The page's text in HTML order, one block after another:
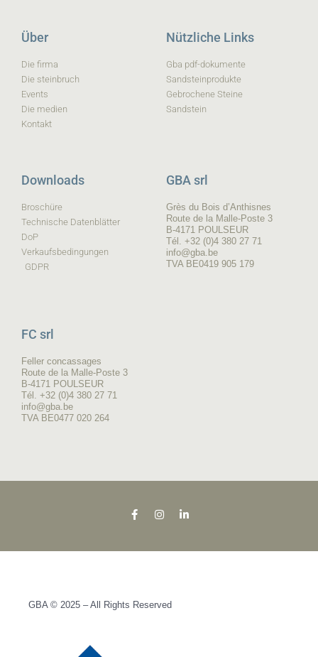
Über
Die firma
Die steinbruch
Events
Die medien
Kontakt
Nützliche Links
Gba pdf-dokumente
Sandsteinprodukte
Gebrochene Steine
Sandstein
Downloads
Broschüre
Technische Datenblätter
DoP
Verkaufsbedingungen
GDPR
GBA srl
Grès du Bois d’Anthisnes
Route de la Malle-Poste 3
B-4171 POULSEUR
Tél. +32 (0)4 380 27 71
info@gba.be
TVA BE0419 905 179
FC srl
Feller concassages
Route de la Malle-Poste 3
B-4171 POULSEUR
Tél. +32 (0)4 380 27 71
info@gba.be
TVA BE0477 020 264
GBA © 2025 – All Rights Reserved